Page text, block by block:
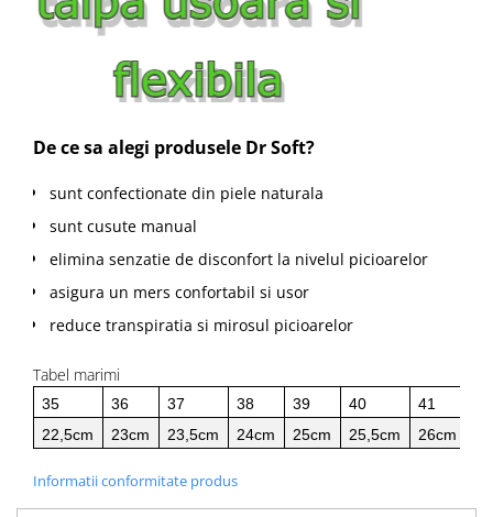
De ce sa alegi produsele Dr Soft?
sunt confectionate din piele naturala
sunt cusute manual
elimina senzatie de disconfort la nivelul picioarelor
asigura un mers confortabil si usor
reduce transpiratia si mirosul picioarelor
Tabel marimi
35 36 37 38 39 40 41
22,5cm
23cm 23,5cm 24cm 25cm 25,5cm 26cm
Informatii conformitate produs